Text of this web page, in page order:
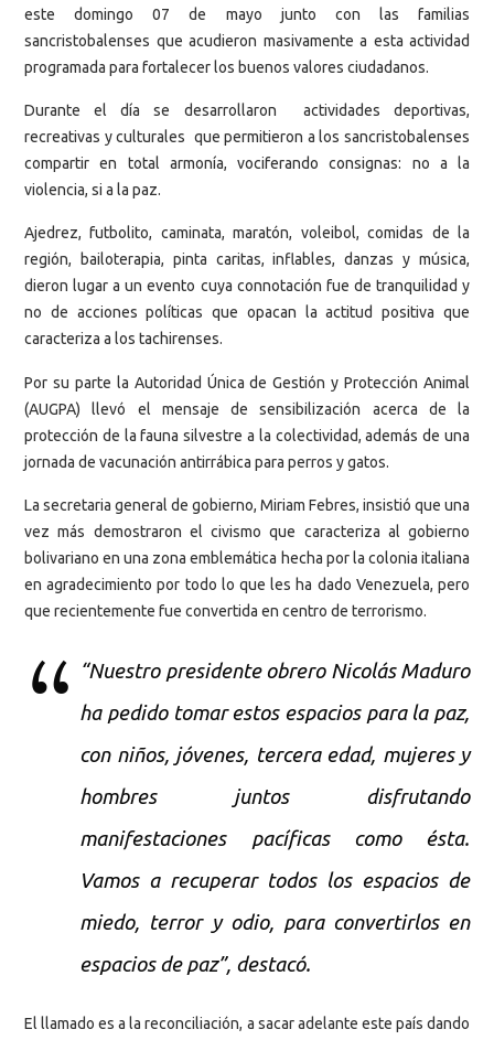
este domingo 07 de mayo junto con las familias
sancristobalenses que acudieron masivamente a esta actividad
programada para fortalecer los buenos valores ciudadanos.
Durante el día se desarrollaron actividades deportivas,
recreativas y culturales que permitieron a los sancristobalenses
compartir en total armonía, vociferando consignas: no a la
violencia, si a la paz.
Ajedrez, futbolito, caminata, maratón, voleibol, comidas de la
región, bailoterapia, pinta caritas, inflables, danzas y música,
dieron lugar a un evento cuya connotación fue de tranquilidad y
no de acciones políticas que opacan la actitud positiva que
caracteriza a los tachirenses.
Por su parte la Autoridad Única de Gestión y Protección Animal
(AUGPA) llevó el mensaje de sensibilización acerca de la
protección de la fauna silvestre a la colectividad, además de una
jornada de vacunación antirrábica para perros y gatos.
La secretaria general de gobierno, Miriam Febres, insistió que una
vez más demostraron el civismo que caracteriza al gobierno
bolivariano en una zona emblemática hecha por la colonia italiana
en agradecimiento por todo lo que les ha dado Venezuela, pero
que recientemente fue convertida en centro de terrorismo.
“Nuestro presidente obrero Nicolás Maduro
ha pedido tomar estos espacios para la paz,
con niños, jóvenes, tercera edad, mujeres y
hombres juntos disfrutando
manifestaciones pacíficas como ésta.
Vamos a recuperar todos los espacios de
miedo, terror y odio, para convertirlos en
espacios de paz”, destacó.
El llamado es a la reconciliación, a sacar adelante este país dando